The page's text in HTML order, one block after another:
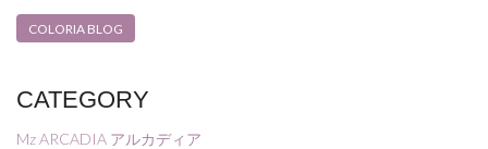
COLORIA BLOG
CATEGORY
Mz ARCADIA アルカディア